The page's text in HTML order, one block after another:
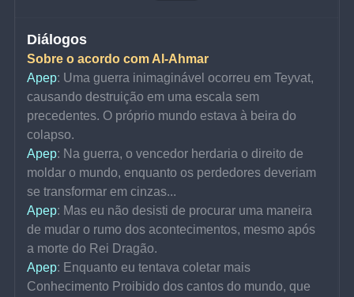
Diálogos
Sobre o acordo com Al-Ahmar
Apep: Uma guerra inimaginável ocorreu em Teyvat,
causando destruição em uma escala sem
precedentes. O próprio mundo estava à beira do
colapso.
Apep: Na guerra, o vencedor herdaria o direito de
moldar o mundo, enquanto os perdedores deveriam
se transformar em cinzas...
Apep: Mas eu não desisti de procurar uma maneira
de mudar o rumo dos acontecimentos, mesmo após
a morte do Rei Dragão.
Apep: Enquanto eu tentava coletar mais
Conhecimento Proibido dos cantos do mundo, que